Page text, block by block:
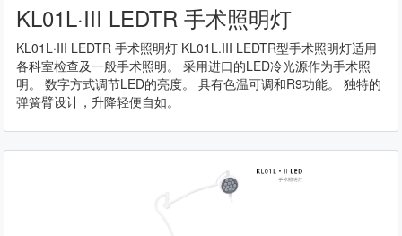
KL01L·III LEDTR 手术照明灯
KL01L·III LEDTR 手术照明灯 KL01L.III LEDTR型手术照明灯适用
各科室检查及一般手术照明。 采用进口的LED冷光源作为手术照
明。 数字方式调节LED的亮度。 具有色温可调和R9功能。 独特的
弹簧臂设计，升降轻便自如。